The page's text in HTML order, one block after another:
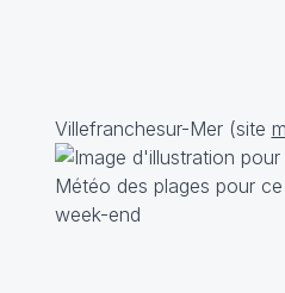
Villefranchesur-Mer (site